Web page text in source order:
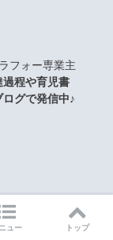
フォー専業主
程や育児書
グで発信中♪
ュー トップ